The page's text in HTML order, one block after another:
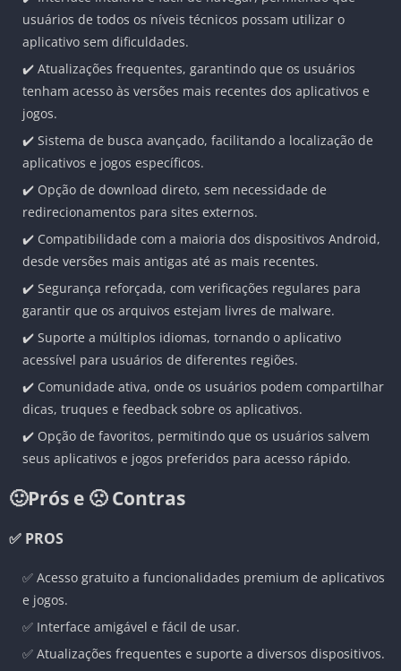
usuários de todos os níveis técnicos possam utilizar o
aplicativo sem dificuldades.
✔️ Atualizações frequentes, garantindo que os usuários
tenham acesso às versões mais recentes dos aplicativos e
jogos.
✔️ Sistema de busca avançado, facilitando a localização de
aplicativos e jogos específicos.
✔️ Opção de download direto, sem necessidade de
redirecionamentos para sites externos.
✔️ Compatibilidade com a maioria dos dispositivos Android,
desde versões mais antigas até as mais recentes.
✔️ Segurança reforçada, com verificações regulares para
garantir que os arquivos estejam livres de malware.
✔️ Suporte a múltiplos idiomas, tornando o aplicativo
acessível para usuários de diferentes regiões.
✔️ Comunidade ativa, onde os usuários podem compartilhar
dicas, truques e feedback sobre os aplicativos.
✔️ Opção de favoritos, permitindo que os usuários salvem
seus aplicativos e jogos preferidos para acesso rápido.
🙂Prós e 🙁 Contras
✅ PROS
✅ Acesso gratuito a funcionalidades premium de aplicativos
e jogos.
✅ Interface amigável e fácil de usar.
✅ Atualizações frequentes e suporte a diversos dispositivos.